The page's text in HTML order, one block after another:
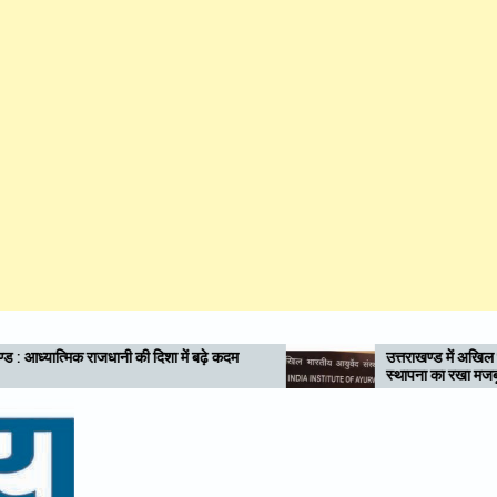
में बढ़े कदम
उत्तराखण्ड में अखिल भारतीय आयुर्वेद संस्थान (AIIA) की
स्थापना का रखा मजबूत पक्ष